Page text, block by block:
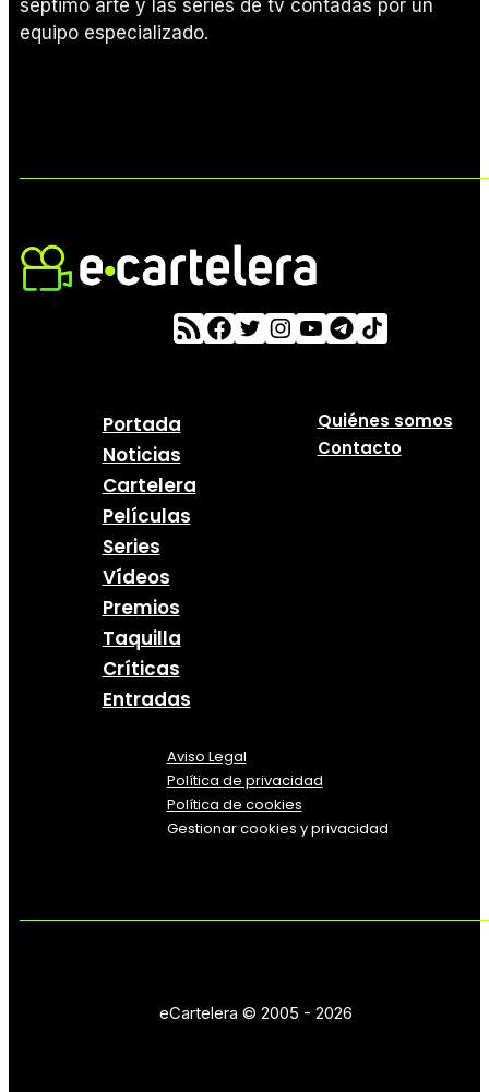
séptimo arte y las series de tv contadas por un
equipo especializado.
Portada
Noticias
Cartelera
Películas
Series
Vídeos
Premios
Taquilla
Críticas
Entradas
Quiénes somos
Contacto
Aviso Legal
Política de privacidad
Política de cookies
Gestionar cookies y privacidad
eCartelera © 2005 - 2026